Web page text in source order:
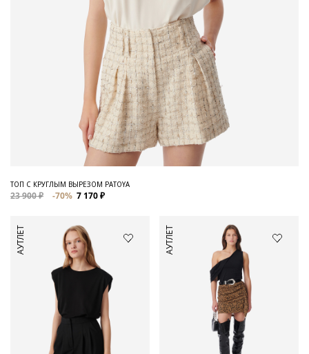
ТОП С КРУГЛЫМ ВЫРЕЗОМ PATOYA
23 900 ₽ -70% 7 170 ₽
АУТЛЕТ АУТЛЕТ